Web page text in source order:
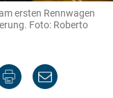
ersten Rennwagen
Foto: Roberto